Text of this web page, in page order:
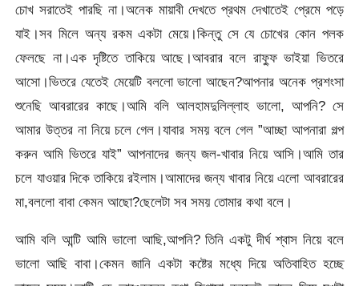
চোখ সরাতেই পারছি না।অনেক মায়াবী দেখতে প্রথম দেখাতেই প্রেমে পড়ে
যাই।সব মিলে অন্য রকম একটা মেয়ে।কিন্তু সে যে চোখের কোন পলক
ফেলছে না।এক দৃষ্টিতে তাকিয়ে আছে।আবরার বলে রাফ্ফু ভাইয়া ভিতরে
আসো।ভিতরে যেতেই মেয়েটি বললো ভালো আছেন?আপনার অনেক প্রশংসা
শুনেছি আবরারের কাছে।আমি বলি আলহামদুলিল্লাহ ভালো, আপনি? সে
আমার উত্তর না নিয়ে চলে গেল।যাবার সময় বলে গেল ”আচ্ছা আপনারা গল্প
করুন আমি ভিতরে যাই” আপনাদের জন্য জল-খাবার নিয়ে আসি।আমি তার
চলে যাওয়ার দিকে তাকিয়ে রইলাম।আমাদের জন্য খাবার নিয়ে এলো আবরারের
মা,বললো বাবা কেমন আছো?ছেলেটা সব সময় তোমার কথা বলে।
আমি বলি আন্টি আমি ভালো আছি,আপনি? তিনি একটু দীর্ঘ শ্বাস নিয়ে বলে
ভালো আছি বাবা।কেমন জানি একটা কষ্টের মধ্যে দিয়ে অতিবাহিত হচ্ছে